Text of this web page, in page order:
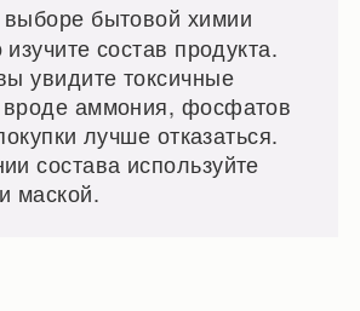
бытовой химии
состав продукта.
увидите токсичные
аммония, фосфатов
лучше отказаться.
состава используйте
маской.